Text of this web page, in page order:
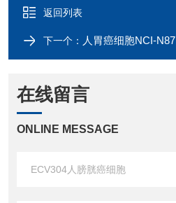
返回列表
下一个： 人胃癌细胞NCI-N87
在线留言
ONLINE MESSAGE